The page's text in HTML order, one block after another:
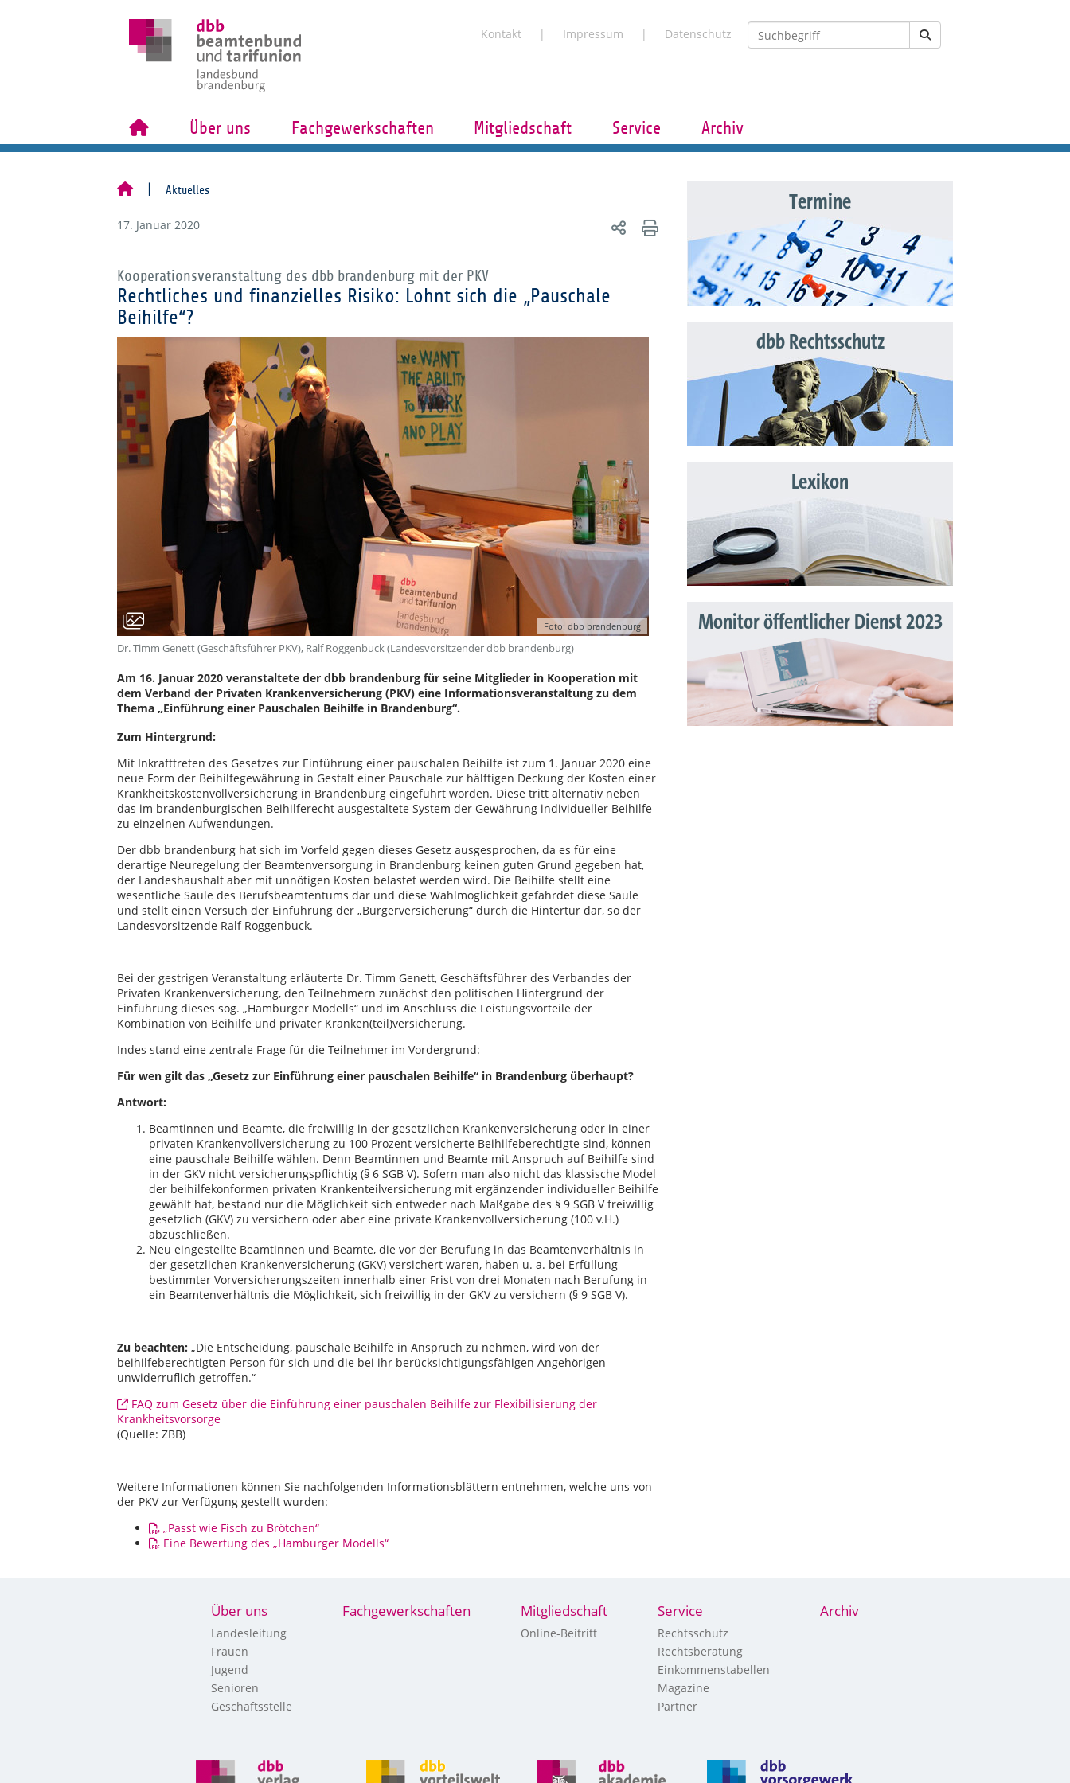
Kontakt Impressum Datenschutz
Über uns Fachgewerkschaften Mitgliedschaft Service Archiv
Aktuelles
17. Januar 2020
Kooperationsveranstaltung des dbb brandenburg mit der PKV
Rechtliches und finanzielles Risiko: Lohnt sich die „Pauschale
Beihilfe“?
Foto: dbb brandenburg
Dr. Timm Genett (Geschäftsführer PKV), Ralf Roggenbuck (Landesvorsitzender dbb brandenburg)
Am 16. Januar 2020 veranstaltete der dbb brandenburg für seine Mitglieder in Kooperation mit
dem Verband der Privaten Krankenversicherung (PKV) eine Informationsveranstaltung zu dem
Thema „Einführung einer Pauschalen Beihilfe in Brandenburg“.
Zum Hintergrund:
Mit Inkrafttreten des Gesetzes zur Einführung einer pauschalen Beihilfe ist zum 1. Januar 2020 eine
neue Form der Beihilfegewährung in Gestalt einer Pauschale zur hälftigen Deckung der Kosten einer
Krankheitskostenvollversicherung in Brandenburg eingeführt worden. Diese tritt alternativ neben
das im brandenburgischen Beihilferecht ausgestaltete System der Gewährung individueller Beihilfe
zu einzelnen Aufwendungen.
Der dbb brandenburg hat sich im Vorfeld gegen dieses Gesetz ausgesprochen, da es für eine
derartige Neuregelung der Beamtenversorgung in Brandenburg keinen guten Grund gegeben hat,
der Landeshaushalt aber mit unnötigen Kosten belastet werden wird. Die Beihilfe stellt eine
wesentliche Säule des Berufsbeamtentums dar und diese Wahlmöglichkeit gefährdet diese Säule
und stellt einen Versuch der Einführung der „Bürgerversicherung“ durch die Hintertür dar, so der
Landesvorsitzende Ralf Roggenbuck.
Bei der gestrigen Veranstaltung erläuterte Dr. Timm Genett, Geschäftsführer des Verbandes der
Privaten Krankenversicherung, den Teilnehmern zunächst den politischen Hintergrund der
Einführung dieses sog. „Hamburger Modells“ und im Anschluss die Leistungsvorteile der
Kombination von Beihilfe und privater Kranken(teil)versicherung.
Indes stand eine zentrale Frage für die Teilnehmer im Vordergrund:
Für wen gilt das „Gesetz zur Einführung einer pauschalen Beihilfe“ in Brandenburg überhaupt?
Antwort:
Beamtinnen und Beamte, die freiwillig in der gesetzlichen Krankenversicherung oder in einer
privaten Krankenvollversicherung zu 100 Prozent versicherte Beihilfeberechtigte sind, können
eine pauschale Beihilfe wählen. Denn Beamtinnen und Beamte mit Anspruch auf Beihilfe sind
in der GKV nicht versicherungspflichtig (§ 6 SGB V). Sofern man also nicht das klassische Model
der beihilfekonformen privaten Krankenteilversicherung mit ergänzender individueller Beihilfe
gewählt hat, bestand nur die Möglichkeit sich entweder nach Maßgabe des § 9 SGB V freiwillig
gesetzlich (GKV) zu versichern oder aber eine private Krankenvollversicherung (100 v.H.)
abzuschließen.
Neu eingestellte Beamtinnen und Beamte, die vor der Berufung in das Beamtenverhältnis in
der gesetzlichen Krankenversicherung (GKV) versichert waren, haben u. a. bei Erfüllung
bestimmter Vorversicherungszeiten innerhalb einer Frist von drei Monaten nach Berufung in
ein Beamtenverhältnis die Möglichkeit, sich freiwillig in der GKV zu versichern (§ 9 SGB V).
Zu beachten: „Die Entscheidung, pauschale Beihilfe in Anspruch zu nehmen, wird von der
beihilfeberechtigten Person für sich und die bei ihr berücksichtigungsfähigen Angehörigen
unwiderruflich getroffen.“
FAQ zum Gesetz über die Einführung einer pauschalen Beihilfe zur Flexibilisierung der
Krankheitsvorsorge
(Quelle: ZBB)
Weitere Informationen können Sie nachfolgenden Informationsblättern entnehmen, welche uns von
der PKV zur Verfügung gestellt wurden:
„Passt wie Fisch zu Brötchen“
Eine Bewertung des „Hamburger Modells“
Termine
dbb Rechtsschutz
Lexikon
Monitor öffentlicher Dienst 2023
Über uns
Landesleitung
Frauen
Jugend
Senioren
Geschäftsstelle
Fachgewerkschaften Mitgliedschaft
Online-Beitritt
Service
Rechtsschutz
Rechtsberatung
Einkommenstabellen
Magazine
Partner
Archiv